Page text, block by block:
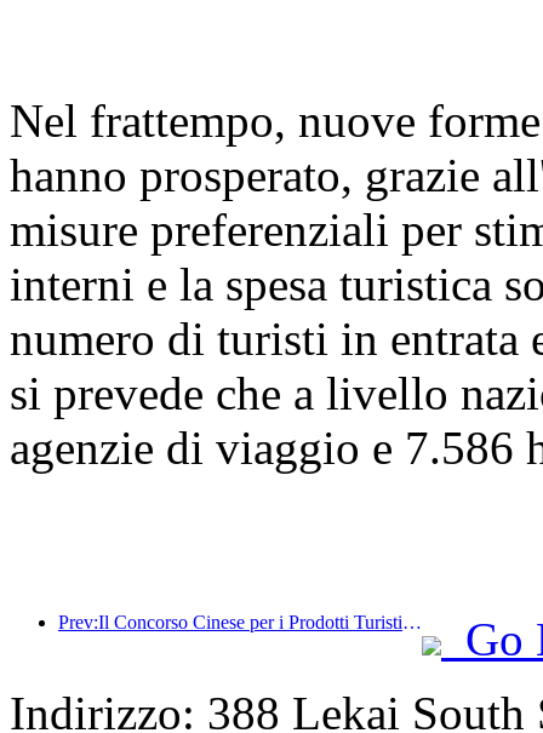
Nel frattempo, nuove
hanno prosperato, grazie
misure preferenziali per
interni e la spesa turistica
numero di turisti in entrata
si prevede che a livello
agenzie di viaggio e 7.586
Prev:Il Concorso Cinese per i Prodotti Turistici si è svolto con successo a Xiangtan, nello Hunan.
Go
Indirizzo: 388 Lekai